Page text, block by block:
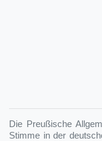
Die Preußische
Stimme in der